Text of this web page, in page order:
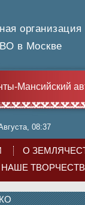
организация
в Москве
Мансийский
08:37
О
НАШЕ